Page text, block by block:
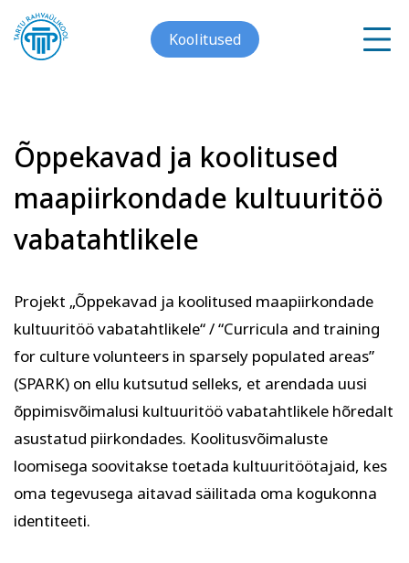
Koolitused
Arvuti ja töö
Kunst
Psühholoogia ja
eneseareng
Meist
Galerii
Kontakt
Blogi
Projektid
Grupitellimused
ENG RUS
Facebook Instagram
Õppekavad ja koolitused
maapiirkondade kultuuritöö
vabatahtlikele
Projekt „Õppekavad ja koolitused maapiirkondade
kultuuritöö vabatahtlikele“ / “Curricula and training
for culture volunteers in sparsely populated areas”
(SPARK) on ellu kutsutud selleks, et arendada uusi
õppimisvõimalusi kultuuritöö vabatahtlikele hõredalt
asustatud piirkondades. Koolitusvõimaluste
loomisega soovitakse toetada kultuuritöötajaid, kes
oma tegevusega aitavad säilitada oma kogukonna
identiteeti.